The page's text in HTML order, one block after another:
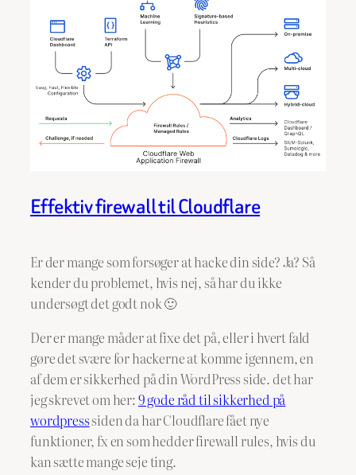
Effektiv firewall til Cloudflare
Er der mange som forsøger at hacke din side? Ja? Så
kender du problemet, hvis nej, så har du ikke
undersøgt det godt nok 🙂
Der er mange måder at fixe det på, eller i hvert fald
gøre det svære for hackerne at komme igennem, en
af dem er sikkerhed på din WordPress side. det har
jeg skrevet om her:9 gode råd til sikkerhed på
wordpresssiden da har Cloudflare fået nye
funktioner, fx en som hedder firewall rules, hvis du
kan sætte mange seje ting.